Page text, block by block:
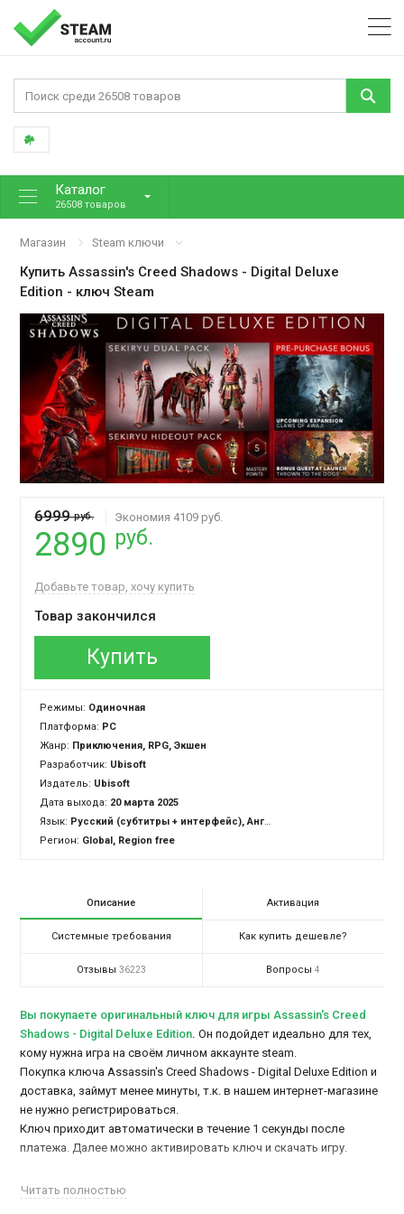
Каталог
26508 товаров
Магазин Steam ключи
КупитьAssassin's Creed Shadows - Digital Deluxe
Edition - ключ Steam
6999руб. Экономия 4109 руб.
2890 руб.
Добавьте товар, хочу купить
Товар закончился
Купить
Режимы: Одиночная
Платформа: PC
Жанр: Приключения, RPG, Экшен
Разработчик: Ubisoft
Издатель: Ubisoft
Дата выхода: 20 марта 2025
Язык: Русский (субтитры + интерфейс), Английский (озвучка + субтитры + интерфейс)
Регион: Global, Region free
Описание Активация
Системные требования Как купить дешевле?
Отзывы 36223 Вопросы 4
Вы покупаете оригинальный ключ для игры Assassin's Creed
Shadows - Digital Deluxe Edition. Он подойдет идеально для тех,
кому нужна игра на своём личном аккаунте steam.
Покупка ключа Assassin's Creed Shadows - Digital Deluxe Edition и
доставка, займут менее минуты, т.к. в нашем интернет-магазине
не нужно регистрироваться.
Ключ приходит автоматически в течение 1 секунды после
платежа. Далее можно активировать ключ и скачать игру.
Кстати Steam версию игры у нас можно
Читать полностью